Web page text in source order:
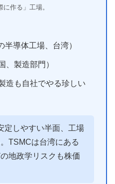
に作る」工場。
半導体工場、台湾）
、製造部門）
造も自社でやる珍しい
定しやすい半面、工場
TSMCは台湾にある
地政学リスクも株価